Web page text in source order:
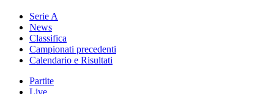
Serie A
News
Classifica
Campionati precedenti
Calendario e Risultati
Partite